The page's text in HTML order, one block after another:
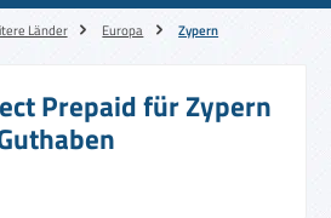
Länder Europa Zypern
Prepaid für Zypern